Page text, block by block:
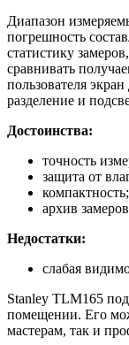
Диапазон
погрешность
статистику
сравнивать
пользователя
разделение и
Достоинства:
точность
защита от
компактность;
архив
Недостатки:
слабая
Stanley TLM165
помещении. Его
мастерам, так и